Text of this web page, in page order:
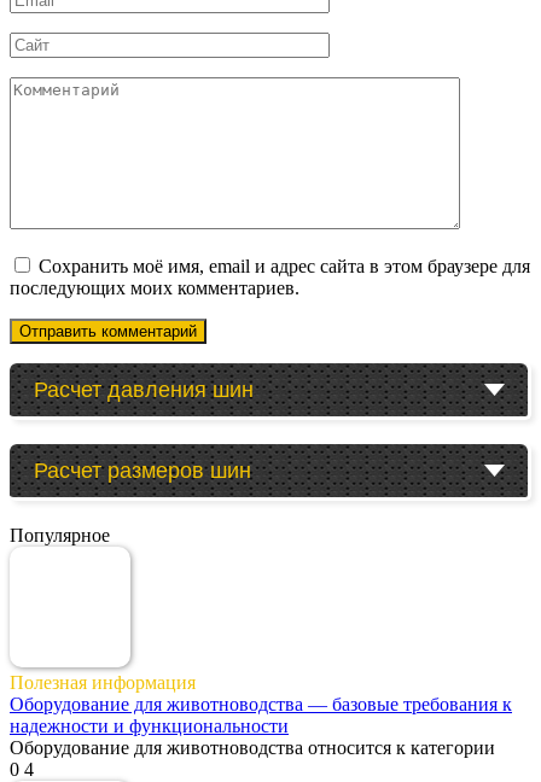
*
Сайт
Комментарий
Сохранить моё имя, email и адрес сайта в этом браузере для
последующих моих комментариев.
Расчет давления шин
Расчет размеров шин
Популярное
Полезная информация
Оборудование для животноводства — базовые требования к
надежности и функциональности
Оборудование для животноводства относится к категории
0 4